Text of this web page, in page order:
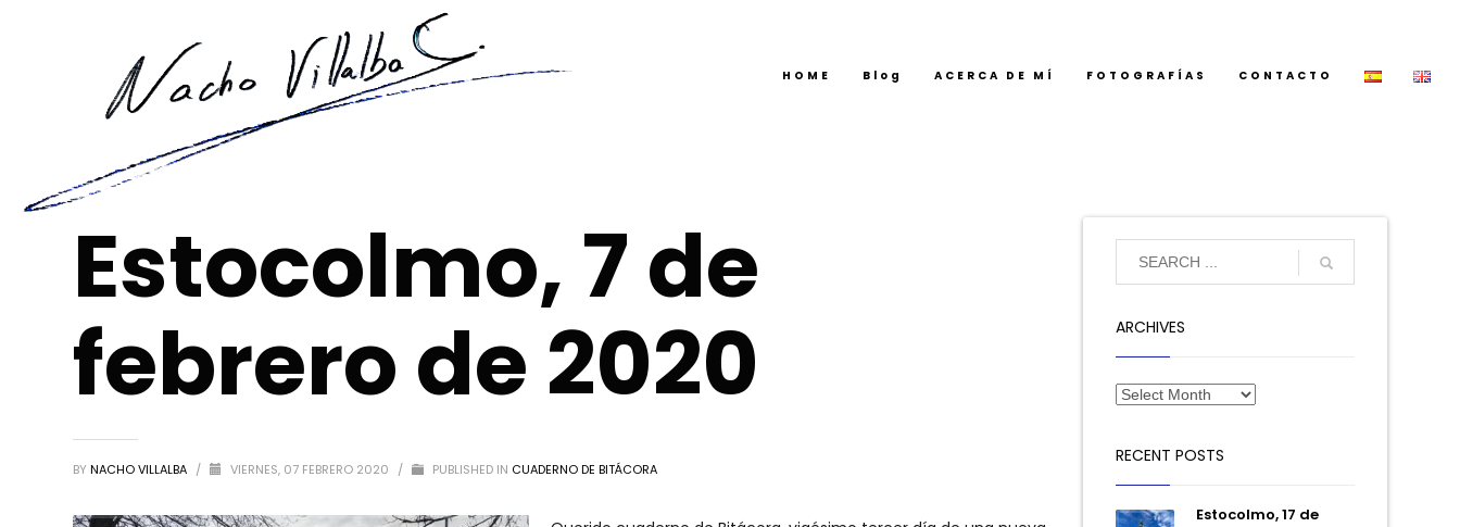
HOME Blog ACERCA DE MÍ FOTOGRAFÍAS CONTACTO
Estocolmo, 7 de
febrero de 2020
BY NACHO VILLALBA / VIERNES, 07 FEBRERO 2020 / PUBLISHED IN CUADERNO DE BITÁCORA
ARCHIVES
RECENT POSTS
Estocolmo, 17 de